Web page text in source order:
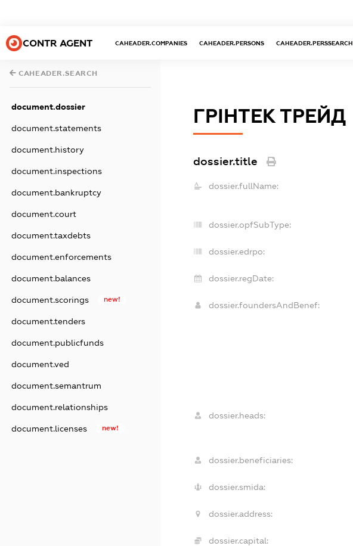
CONTR AGENT CAHEADER.COMPANIES CAHEADER.PERSONS CAHEADER.PERSSEARCH
CAHEADER.SEARCH
document.dossier
document.statements
document.history
document.inspections
document.bankruptcy
document.court
document.taxdebts
document.enforcements
document.balances
document.scorings new!
document.tenders
document.publicfunds
document.ved
document.semantrum
document.relationships
document.licenses new!
ГРІНТЕК ТРЕЙД
dossier.title
dossier.fullName:
dossier.opfSubType:
dossier.edrpo:
dossier.regDate:
dossier.foundersAndBenef:
dossier.heads:
dossier.beneficiaries:
dossier.smida:
dossier.address:
dossier.capital: